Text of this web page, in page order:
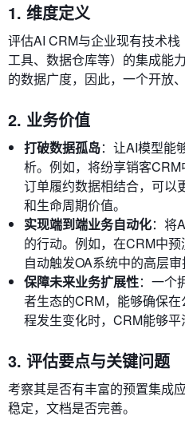
1. 维度定义
评估AI CRM与企业现有技术
工具、数据仓库等）的集成能
的数据广度，因此，一个开放
2. 业务价值
打破数据孤岛：让AI模型能
析。例如，将纷享销客
订单履约数据相结合，可以
和生命周期价值。
实现端到端业务自动化：将
的行动。例如，在CRM中
自动触发OA系统中的高层审
保障未来业务扩展性：一个
者生态的CRM，能够确保
程发生变化时，CRM能够平
3. 评估要点与关键问题
考察其是否有丰富的预置集成
稳定，文档是否完善。